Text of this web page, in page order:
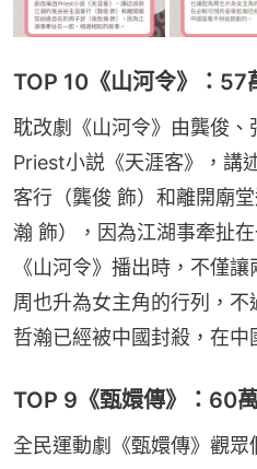
TOP 10《山河令》：57
耽改劇《山河令》由龔俊
Priest小説《天涯客》，講
客行（龔俊 飾）和離開廟
瀚 飾），因為江湖事牽扯
《山河令》播出時，不僅
周也升為女主角的行列，
哲瀚已經被中國封殺，在中
TOP 9《甄嬛傳》：60
全民運動劇《甄嬛傳》觀